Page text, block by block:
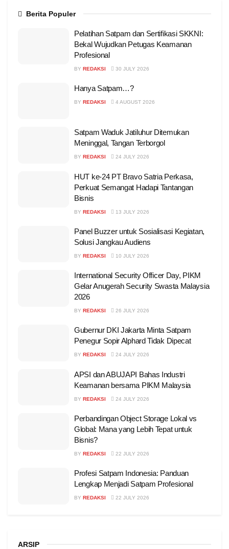
Berita Populer
Pelatihan Satpam dan Sertifikasi SKKNI:
Bekal Wujudkan Petugas Keamanan
Profesional
BY REDAKSI 30 JULY 2026
Hanya Satpam…?
BY REDAKSI 4 AUGUST 2026
Satpam Waduk Jatiluhur Ditemukan
Meninggal, Tangan Terborgol
BY REDAKSI 24 JULY 2026
HUT ke-24 PT Bravo Satria Perkasa,
Perkuat Semangat Hadapi Tantangan
Bisnis
BY REDAKSI 13 JULY 2026
Panel Buzzer untuk Sosialisasi Kegiatan,
Solusi Jangkau Audiens
BY REDAKSI 10 JULY 2026
International Security Officer Day, PIKM
Gelar Anugerah Security Swasta Malaysia
2026
BY REDAKSI 26 JULY 2026
Gubernur DKI Jakarta Minta Satpam
Penegur Sopir Alphard Tidak Dipecat
BY REDAKSI 24 JULY 2026
APSI dan ABUJAPI Bahas Industri
Keamanan bersama PIKM Malaysia
BY REDAKSI 24 JULY 2026
Perbandingan Object Storage Lokal vs
Global: Mana yang Lebih Tepat untuk
Bisnis?
BY REDAKSI 22 JULY 2026
Profesi Satpam Indonesia: Panduan
Lengkap Menjadi Satpam Profesional
BY REDAKSI 22 JULY 2026
ARSIP